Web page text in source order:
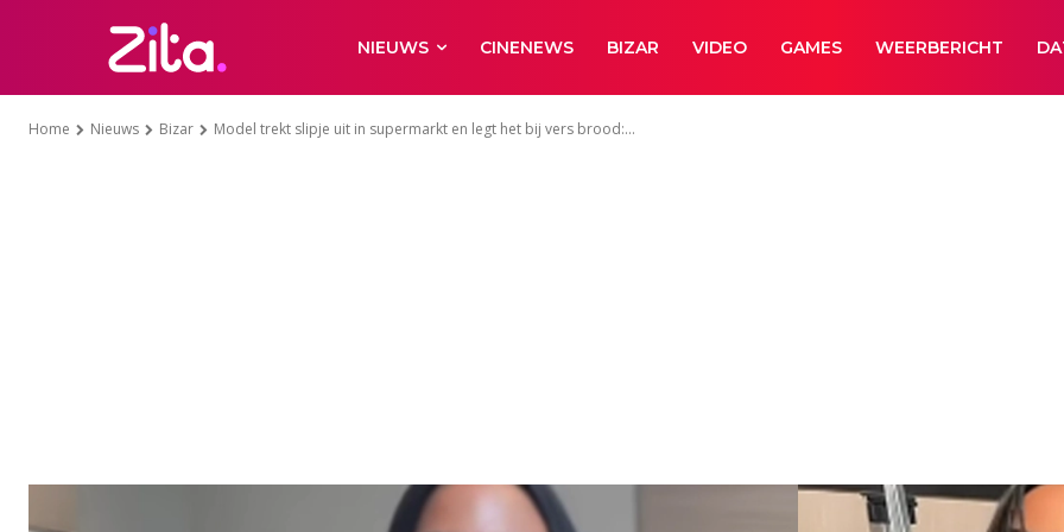
NIEUWS CINENEWS BIZAR VIDEO GAMES WEERBERICHT
Home Nieuws Bizar Model trekt slipje uit in supermarkt en legt het bij vers brood:...